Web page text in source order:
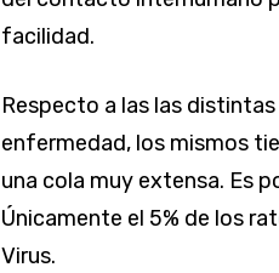
facilidad.
Respecto a las las
enfermedad, los mismos
una cola muy extensa. Es
Únicamente el 5% de los
Virus.